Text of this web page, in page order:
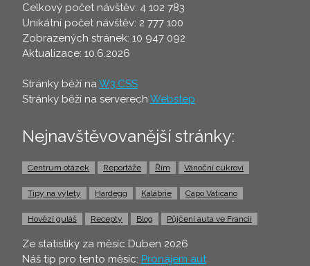
Celkový počet návštěv: 4 102 783
Unikátní počet návštěv: 2 777 100
Zobrazených stránek: 10 947 092
Aktualizace: 10.6.2026
Stránky běží naW3.CSS
Stránky běží na serverech Webstep
Nejnavštěvovanější stránky:
Centrum otázek Reportáže Řím Vánoční cukroví
Tipy na výlety Hardegg Kalábrie Capo Vaticano
Hovězí guláš Recepty Blog Půjčení auta ve Francii
Ze statistiky za měsíc Duben 2026
Náš tip pro tento měsíc: Pronájem aut